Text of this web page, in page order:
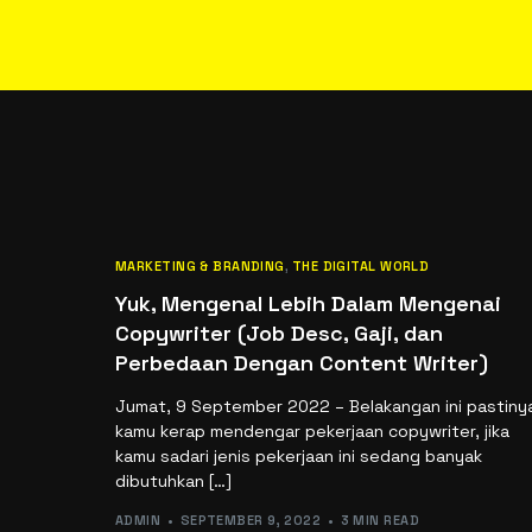
MARKETING & BRANDING, THE DIGITAL WORLD
Yuk, Mengenal Lebih Dalam Mengenai
Copywriter (Job Desc, Gaji, dan
Perbedaan Dengan Content Writer)
Jumat, 9 September 2022 – Belakangan ini
kamu kerap mendengar pekerjaan copywriter, jika
kamu sadari jenis pekerjaan ini sedang banyak
dibutuhkan […]
ADMIN SEPTEMBER 9, 2022 3 MIN READ